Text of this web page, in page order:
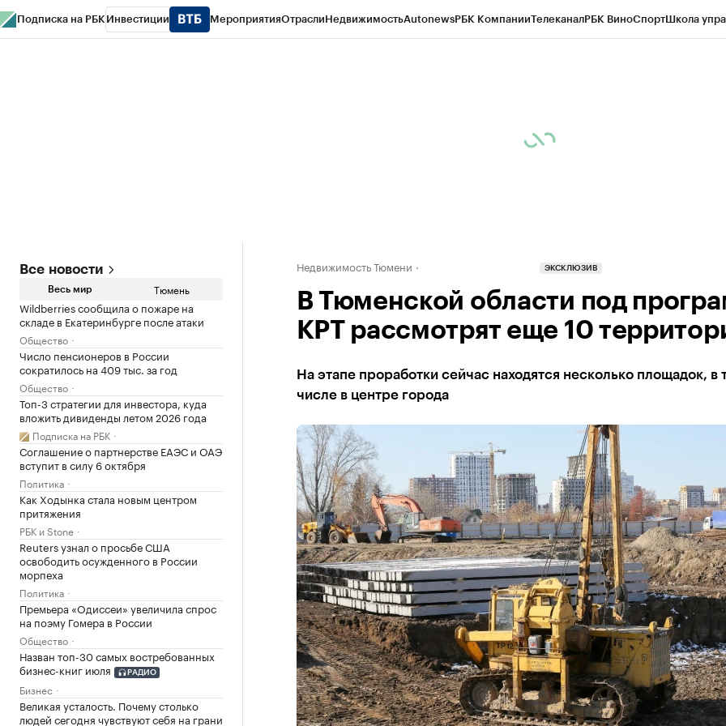
Подписка на РБК Инвестиции МероприятияОтраслиНедвижимостьAutonewsРБК КомпанииТелеканалРБК ВиноСпортШкола
Все новости
Весь мир Тюмень
Wildberries сообщила о пожаре на
складе в Екатеринбурге после атаки
Общество
Число пенсионеров в России
сократилось на 409 тыс. за год
Общество
Топ-3 стратегии для инвестора, куда
вложить дивиденды летом 2026 года
Подписка на РБК
Соглашение о партнерстве ЕАЭС и ОАЭ
вступит в силу 6 октября
Политика
Как Ходынка стала новым центром
притяжения
РБК и Stone
Reuters узнал о просьбе США
освободить осужденного в России
морпеха
Политика
Премьера «Одиссеи» увеличила спрос
на поэму Гомера в России
Общество
Назван топ-30 самых востребованных
бизнес-книг июля
РАДИО
Бизнес
Великая усталость. Почему столько
людей сегодня чувствуют себя на грани
Недвижимость Тюмени ЭКСКЛЮЗИВ
В Тюменской области под
КРТ рассмотрят еще 10
На этапе проработки сейчас находятся несколько площадок, в
числе в центре города